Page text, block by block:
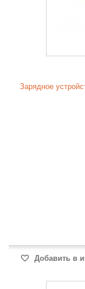
Зарядное
Добавить в